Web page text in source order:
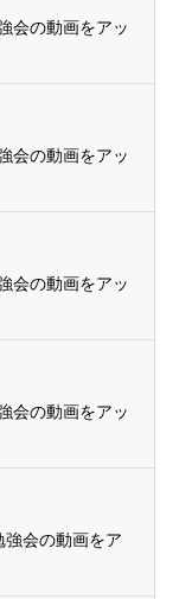
会の動画をアッ
会の動画をアッ
会の動画をアッ
会の動画をアッ
会の動画をア